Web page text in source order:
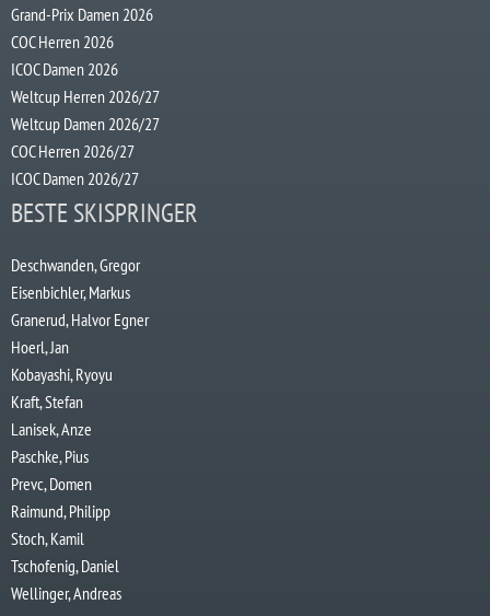
Grand-Prix Damen 2026
COC Herren 2026
ICOC Damen 2026
Weltcup Herren 2026/27
Weltcup Damen 2026/27
COC Herren 2026/27
ICOC Damen 2026/27
BESTE SKISPRINGER
Deschwanden, Gregor
Eisenbichler, Markus
Granerud, Halvor Egner
Hoerl, Jan
Kobayashi, Ryoyu
Kraft, Stefan
Lanisek, Anze
Paschke, Pius
Prevc, Domen
Raimund, Philipp
Stoch, Kamil
Tschofenig, Daniel
Wellinger, Andreas